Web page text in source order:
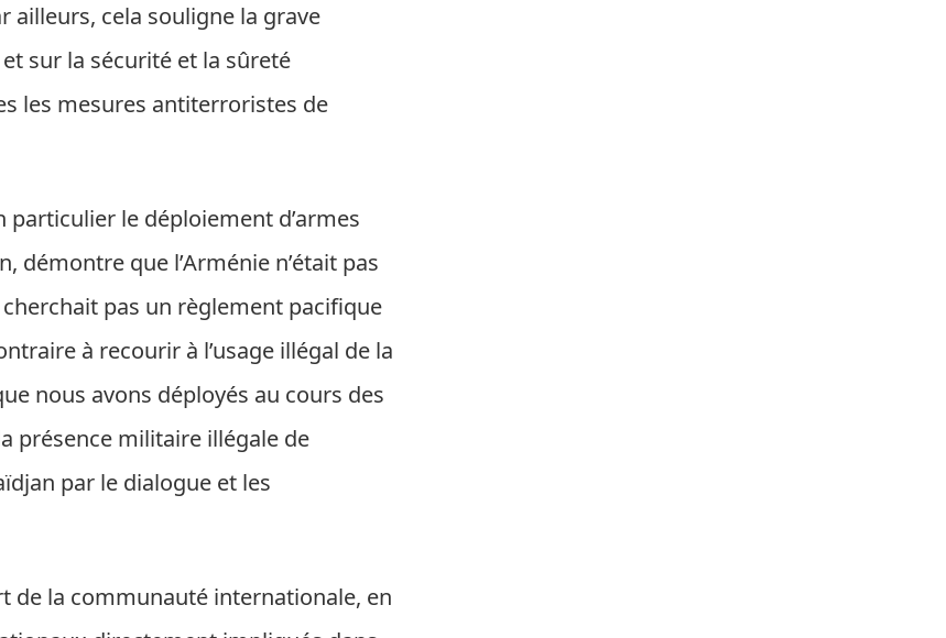
ailleurs, cela souligne la grave
sur la sécurité et la sûreté
les mesures antiterroristes de
particulier le déploiement d’armes
démontre que l’Arménie n’était pas
pas un règlement pacifique
à recourir à l’usage illégal de la
nous avons déployés au cours des
présence militaire illégale de
par le dialogue et les
de la communauté internationale, en